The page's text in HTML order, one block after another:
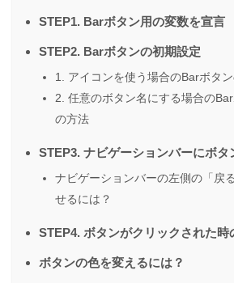
STEP1. Barボタン用の変数を宣言
STEP2. Barボタンの初期設定
1. アイコンを使う場合のBarボタ
2. 任意のボタン名にする場合の
の方法
STEP3. ナビゲーションバーにボタ
ナビゲーションバーの左側の「戻
せるには？
STEP4. ボタンがクリックされた時
ボタンの色を変えるには？